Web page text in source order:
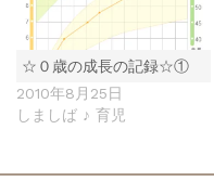
☆０歳の成長の記録☆①
2010年8月25日
しましば ♪ 育児